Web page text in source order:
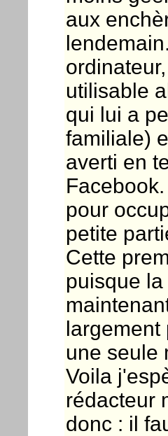
aux
utilisable
qui lui a
familiale)
averti en
pour
petite
Cette
puisque
largement
une seule
Voila
rédacteur
donc : il